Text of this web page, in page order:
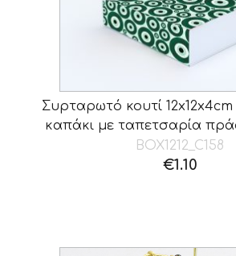
Συρταρωτό κουτί
καπάκι με ταπετσαρία
BOX1212_C158
€1.10